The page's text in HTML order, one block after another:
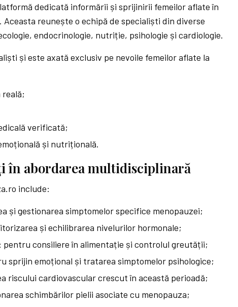
dedicată informării și sprijinirii femeilor aflate în
Aceasta reunește o echipă de specialiști din diverse
endocrinologie, nutriție, psihologie și cardiologie.
și este axată exclusiv pe nevoile femeilor aflate la
verificată;
și nutrițională.
în abordarea multidisciplinară
include:
și gestionarea simptomelor specifice menopauzei;
și echilibrarea nivelurilor hormonale;
: pentru consiliere în alimentație și controlul greutății;
sprijin emoțional și tratarea simptomelor psihologice;
riscului cardiovascular crescut în această perioadă;
schimbărilor pielii asociate cu menopauza;